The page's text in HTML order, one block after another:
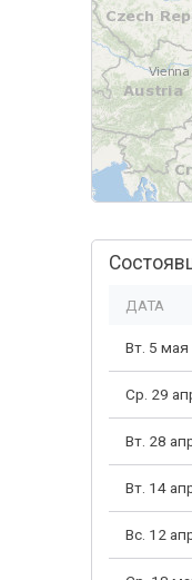
ДАТА
Вт. 5 мая
Ср. 29
Вт. 28
Вт. 14
Вс. 12